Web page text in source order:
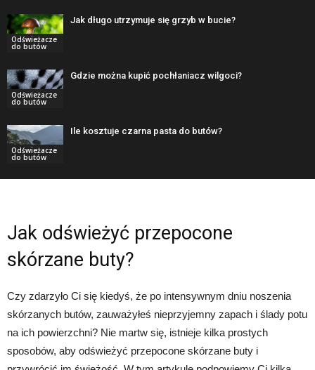
Odświeżacze
do butów
Jak długo utrzymuje się grzyb w bucie?
Odświeżacze
do butów
Gdzie można kupić pochłaniacz wilgoci?
Odświeżacze
do butów
Ile kosztuje czarna pasta do butów?
Jak odświeżyć przepocone
skórzane buty?
Czy zdarzyło Ci się kiedyś, że po intensywnym dniu noszenia
skórzanych butów, zauważyłeś nieprzyjemny zapach i ślady potu
na ich powierzchni? Nie martw się, istnieje kilka prostych
sposobów, aby odświeżyć przepocone skórzane buty i